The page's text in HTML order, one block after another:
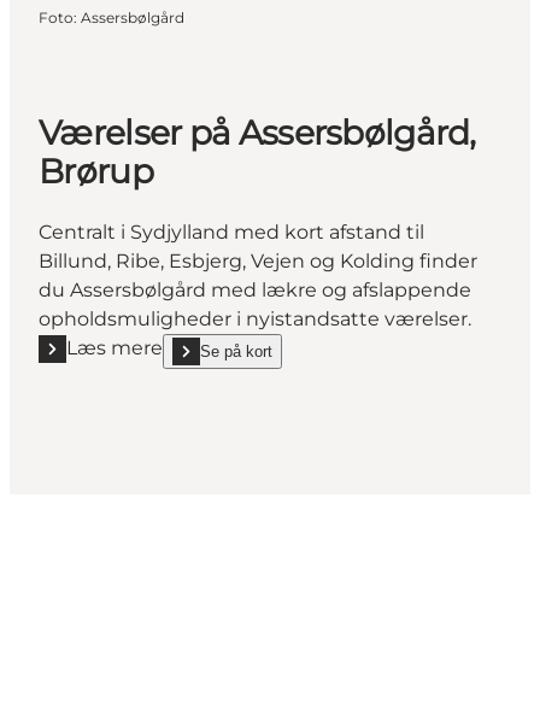
Foto: Assersbølgård
Værelser på Assersbølgård,
Brørup
Centralt i Sydjylland med kort afstand til
Billund, Ribe, Esbjerg, Vejen og Kolding finder
du Assersbølgård med lækre og afslappende
opholdsmuligheder i nyistandsatte værelser.
Læs mere
Læs mere "Værelser på Assersbølgård, Brørup"
Se på kort
show Værelser på Assersbølgård, Brørup on_map